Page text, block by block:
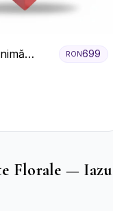
RON699
Florale — Iazu